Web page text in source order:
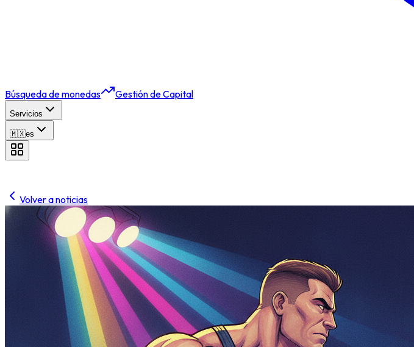
Búsqueda de monedas Gestión de Capital
Servicios
🇲🇽es
Volver a noticias